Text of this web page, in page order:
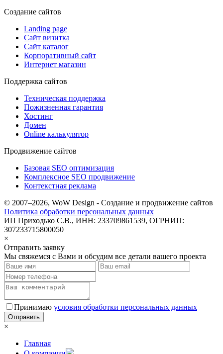
Создание сайтов
Landing page
Сайт визитка
Сайт каталог
Корпоративный сайт
Интернет магазин
Поддержка сайтов
Техническая поддержка
Пожизненная гарантия
Хостинг
Домен
Online калькулятор
Продвижение сайтов
Базовая SEO оптимизация
Комплексное SEO продвижение
Контекстная реклама
© 2007–2026, WoW Design - Создание и продвижение сайтов
Политика обработки персональных данных
ИП Приходько С.В., ИНН: 233709861539, ОГРНИП:
307233715800050
×
Отправить заявку
Мы свяжемся с Вами и обсудим все детали вашего проекта
Принимаю условия обработки персональных данных
×
Главная